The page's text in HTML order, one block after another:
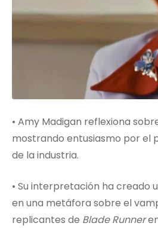
• Amy Madigan reflexiona
mostrando entusiasmo por el
de la industria.
• Su interpretación ha creado
en una metáfora sobre el
replicantes de Blade Runner